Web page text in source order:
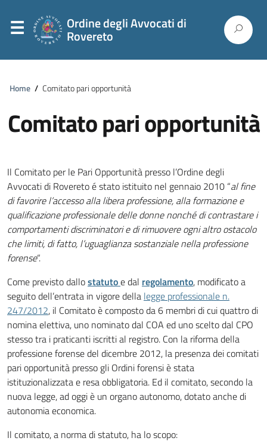
Ordine degli Avvocati di
Rovereto
Home / Comitato pari opportunità
Comitato pari opportunità
Il Comitato per le Pari Opportunità presso l’Ordine degli
Avvocati di Rovereto é stato istituito nel gennaio 2010 “al fine
di favorire l’accesso alla libera professione, alla formazione e
qualificazione professionale delle donne nonché di contrastare i
comportamenti discriminatori e di rimuovere ogni altro ostacolo
che limiti, di fatto, l’uguaglianza sostanziale nella professione
forense“.
Come previsto dallostatutoe dal regolamento, modificato a
seguito dell’entrata in vigore della legge professionale n.
247/2012, il Comitato è composto da 6 membri di cui quattro di
nomina elettiva, uno nominato dal COA ed uno scelto dal CPO
stesso tra i praticanti iscritti al registro. Con la riforma della
professione forense del dicembre 2012, la presenza dei comitati
pari opportunità presso gli Ordini forensi è stata
istituzionalizzata e resa obbligatoria. Ed il comitato, secondo la
nuova legge, ad oggi è un organo autonomo, dotato anche di
autonomia economica.
Il comitato, a norma di statuto, ha lo scopo: